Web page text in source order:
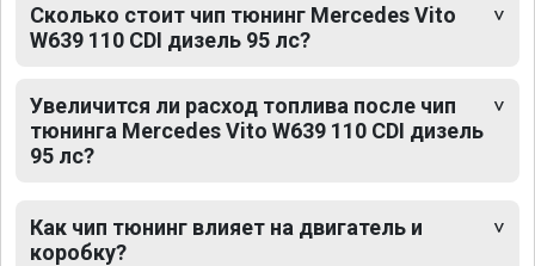
Сколько стоит чип тюнинг Mercedes Vito
W639 110 CDI дизель 95 лс?
Увеличится ли расход топлива после чип
тюнинга Mercedes Vito W639 110 CDI дизель
95 лс?
Как чип тюнинг влияет на двигатель и
коробку?